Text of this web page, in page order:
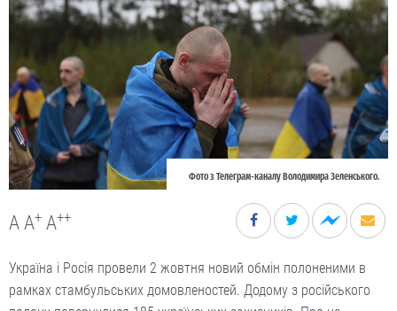
Фото з Телеграм-каналу Володимира Зеленського.
A A+ A++
Україна і Росія провели 2 жовтня новий обмін полоненими в
рамках стамбульських домовленостей. Додому з російського